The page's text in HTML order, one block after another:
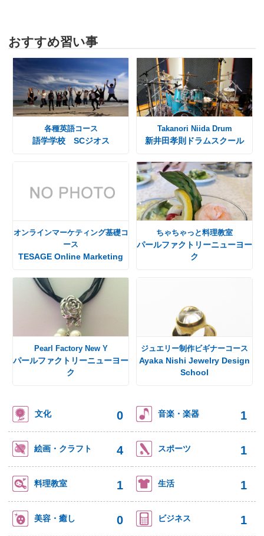
おすすめ習い事
各種英語コース
語学学校 SCジオス
Takanori Niida Drum
新井田孝則ドラムスクール
オンラインマーケティング基礎コ
ース
TESAGE Online Marketing
ちゃちゃっと料理教室
パールファクトリーニューヨー
ク
Pearl Factory New Y
パールファクトリーニューヨー
ク
ジュエリー制作ビギナーコース
Ayaka Nishi Jewelry Design
School
文化 0 音楽・楽器 1
絵画・クラフト 4 スポーツ 1
料理教室 1 生活 1
美容・癒し 0 ビジネス 1